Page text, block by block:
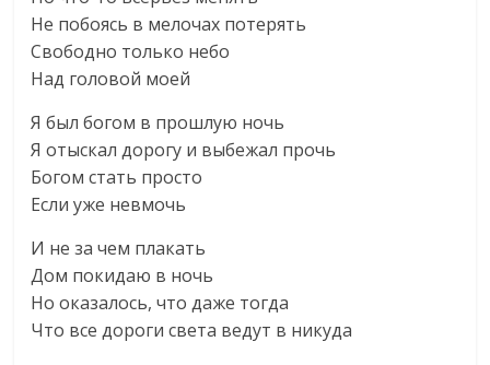
Не побоясь в мелочах потерять
Свободно только небо
Над головой моей
Я был богом в прошлую ночь
Я отыскал дорогу и выбежал прочь
Богом стать просто
Если уже невмочь
И не за чем плакать
Дом покидаю в ночь
Но оказалось, что даже тогда
Что все дороги света ведут в никуда